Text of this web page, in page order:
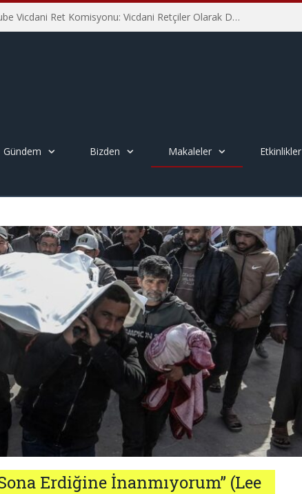
İHD İstanbul Şube Vicdani Ret Komisyonu: Vicdani Retçiler Olarak Destek İçin Buradayız!
Gündem Bizden Makaleler Etkinlikler
Sona Erdiğine İnanmıyorum” (Lee